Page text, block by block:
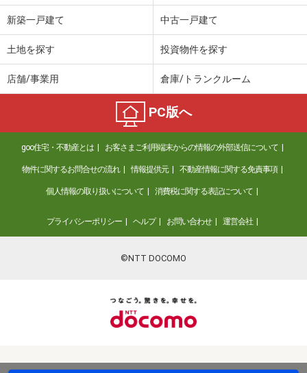
新築一戸建て 中古一戸建て
土地を探す 投資物件を探す
店舗/事業用 倉庫/トランクルーム
PC版へ
goo住宅・不動産とは お客さまご利用端末からの情報の外部送信について
物件に関するお問合せの流れ 情報提供元 不動産情報に関する免責事項
個人情報の取り扱いについて 消費税に関する表記について
プライバシーポリシー ヘルプ お問い合わせ 運営会社
©NTT DOCOMO